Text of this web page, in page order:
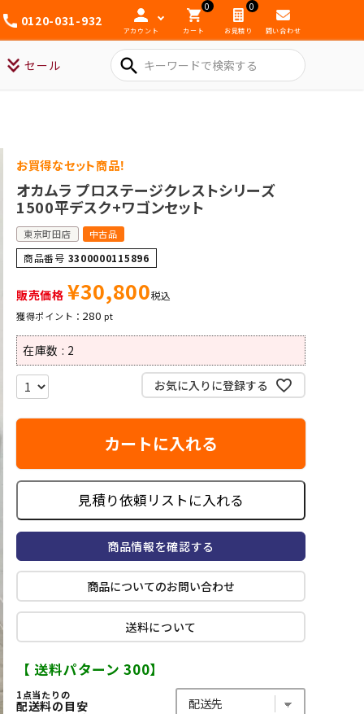
0120-031-932
アカウント
0
カート
0
お見積り 問い合わせ
セール search
お買得なセット商品！
オカムラ プロステージクレストシリーズ
1500平デスク+ワゴンセット
東京町田店 中古品
商品番号 3300000115896
販売価格 ¥30,800税込
280
在庫数 2
お気に入りに登録する
カートに入れる
見積り依頼リストに入れる
商品情報を確認する
商品についてのお問い合わせ
送料について
【 送料パターン 300】
1点当たりの
配送料の目安